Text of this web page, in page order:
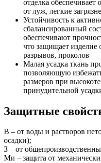
отделка обеспечивает
от луж, легкие
Устойчивость к
сбалансированный
обеспечивают
что защищает изделие
разрывов, проколов
Малая усадка ткань
позволяющую
размеров при
принудительной
Защитные
В – от воды и растворов
осадки);
З – от
Ми – защита от